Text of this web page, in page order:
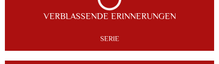
VERBLASSENDE ERINNERUNGEN
SERIE